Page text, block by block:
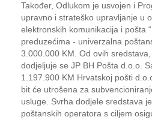
Također, Odlukom je usvojen i
upravno i strateško upravljanje u
elektronskih komunikacija i pošta
preduzećima - univerzalna
3.000.000 KM. Od ovih
dodjeljuje se JP BH Pošta d.o.o.
1.197.900 KM Hrvatskoj pošti
bit će utrošena za
usluge. Svrha dodjele sredstava
poštanskih operatora s ciljem